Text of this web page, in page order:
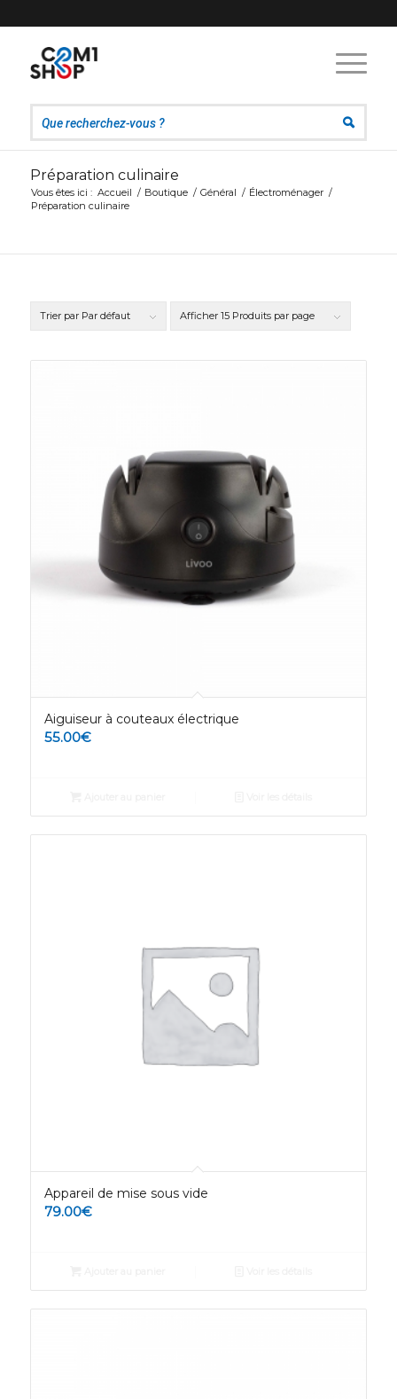
Préparation culinaire
Vous êtes ici : Accueil / Boutique / Général / Électroménager /
Préparation culinaire
Trier par Par défaut Afficher 15 Produits par page
Aiguiseur à couteaux électrique
55.00€
Appareil de mise sous vide
79.00€